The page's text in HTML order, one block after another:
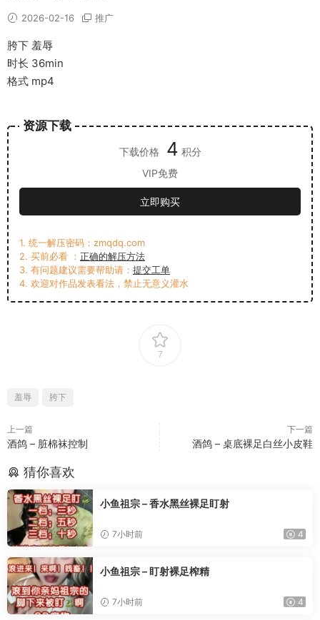
2026-02-16 推广
胯下 羞辱
时长 36min
格式 mp4
资源下载
下载价格 4 积分
VIP免费
立即购买
1. 统一解压密码：zmqdq.com
2. 买前必看 ： 正确的解压方法
3. 有问题建议需要帮助请： 提交工单
4. 欢迎对作品发表看法，禁止无意义灌水
7
羞辱 胯下
上一篇
酒鸽 – 脏棉袜控制
下一篇
酒鸽 – 桌底裸足白丝小皮鞋
猜你喜欢
小鱼祖宗 – 香水黑丝裸足盯射
7小时前 4
小鱼祖宗 – 盯射裸足榨精
7小时前 4